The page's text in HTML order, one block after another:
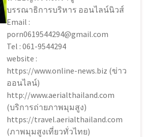
บรรณาธิการบริหาร ออนไลน์นิวส์
Email :
porn0619544294@gmail.com
Tel : 061-9544294
website :
https://www.online-news.biz (ข่าว
ออนไลน์)
http://www.aerialthailand.com
(บริการถ่ายภาพมุมสูง)
https://travel.aerialthailand.com
(ภาพมุมสูงเที่ยวทั่วไทย)